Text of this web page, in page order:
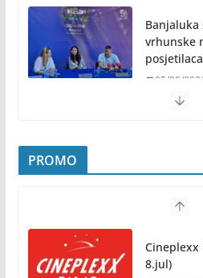
vrhunske
posjetilaca
05/08/
akcija darivanja krvi odjeknula
04/08/2026
Zašto hiljade ljudi
Nauka iza festivalske energije
04/08/2026
PROMO
Cineplexx
8.jul)